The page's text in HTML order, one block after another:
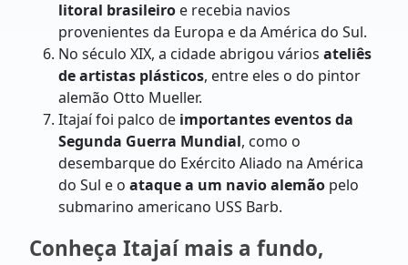
litoral brasileiro e recebia navios
provenientes da Europa e da América do Sul.
No século XIX, a cidade abrigou vários ateliês
de artistas plásticos, entre eles o do pintor
alemão Otto Mueller.
Itajaí foi palco de importantes eventos da
Segunda Guerra Mundial, como o
desembarque do Exército Aliado na América
do Sul e o ataque a um navio alemão pelo
submarino americano USS Barb.
Conheça Itajaí mais a fundo,